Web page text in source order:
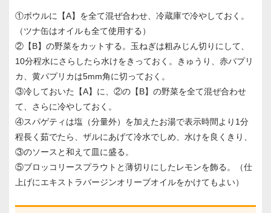
①ボウルに【A】を全て混ぜ合わせ、冷蔵庫で冷やしておく。
（ツナ缶はオイルも全て使用する）
②【B】の野菜をカットする。玉ねぎは粗みじん切りにして、
10分程水にさらしたら水けをきっておく。きゅうり、赤パプリ
カ、黄パプリカは5mm角に切っておく。
③冷しておいた【A】に、②の【B】の野菜を全て混ぜ合わせ
て、さらに冷やしておく。
④スパゲティは塩（分量外）を加えたお湯で表示時間より1分
程長く茹でたら、ザルにあげて冷水でしめ、水けを良くきり、
③のソースと和えて皿に盛る。
⑤ブロッコリースプラウトと薄切りにしたレモンを飾る。（仕
上げにエキストラバージンオリーブオイルをかけてもよい）